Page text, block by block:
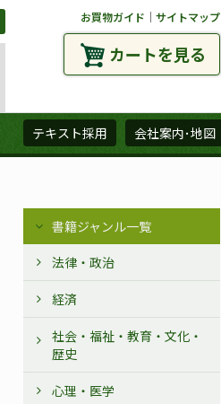
お買物ガイド ｜ サイトマップ
カートを見る
テキスト採用 会社案内･地図
書籍ジャンル一覧
法律・政治
経済
社会・福祉・教育・文化・
歴史
心理・医学